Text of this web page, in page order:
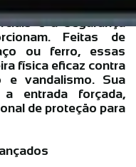
portas de enrolar
é a segurança
Feitas de
ou ferro, essas
física eficaz contra
e vandalismo. Sua
entrada forçada,
de proteção para